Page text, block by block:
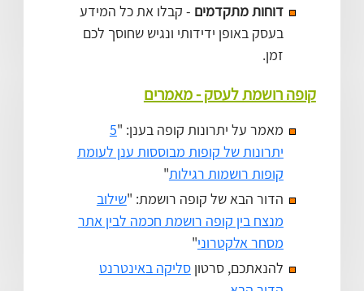
דוחות מתקדמים - קבלו את כל המידע
בעסק באופן ידידותי ונגיש שחוסך לכם
זמן.
קופה רושמת לעסק - מאמרים
מאמר על יתרונות קופה בענן: "5
יתרונות של קופות מבוססות ענן לעומת
קופות רושמות רגילות"
הדור הבא של קופה רושמת: "שילוב
מנצח בין קופה רושמת חכמה לבין אתר
מסחר אלקטרוני"
להנאתכם, סרטוןסליקה באינטרנט